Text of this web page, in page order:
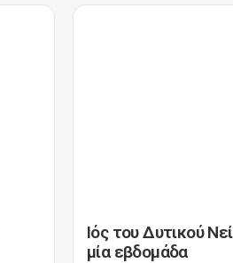
Ιός του Δυτικού
μία εβδομάδα